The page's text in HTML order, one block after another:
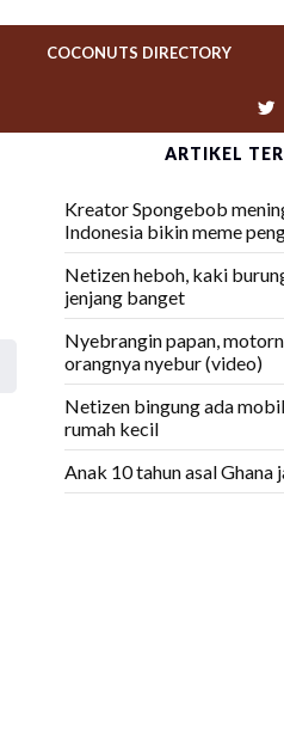
COCONUTS DIRECTORY
ARTIKEL
Kreator Spongebob
Indonesia bikin meme
Netizen heboh, kaki
jenjang banget
Nyebrangin papan,
orangnya nyebur (video)
Netizen bingung ada
rumah kecil
Anak 10 tahun asal